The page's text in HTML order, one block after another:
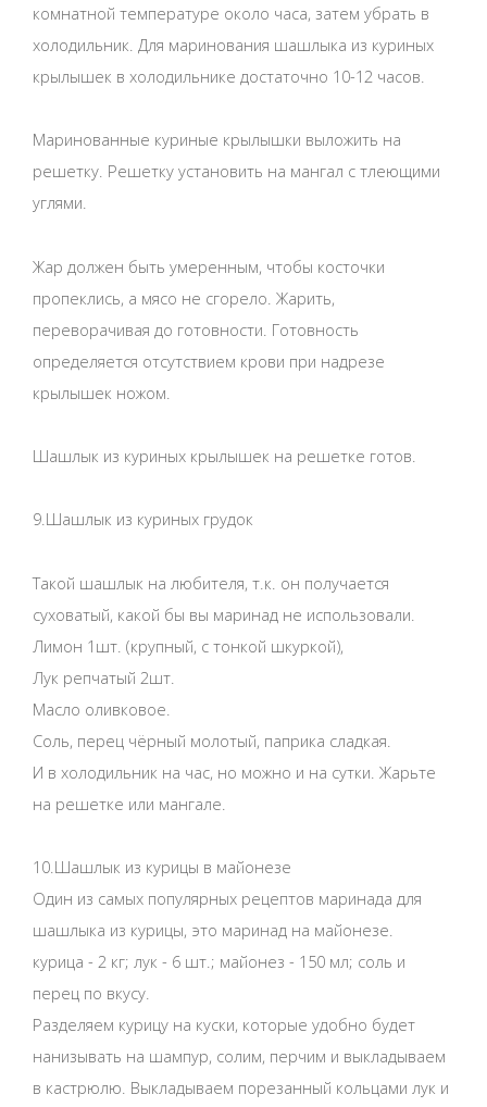
комнатной температуре около часа, затем убрать в
холодильник. Для маринования шашлыка из куриных
крылышек в холодильнике достаточно 10-12 часов.
Маринованные куриные крылышки выложить на
решетку. Решетку установить на мангал с тлеющими
углями.
Жар должен быть умеренным, чтобы косточки
пропеклись, а мясо не сгорело. Жарить,
переворачивая до готовности. Готовность
определяется отсутствием крови при надрезе
крылышек ножом.
Шашлык из куриных крылышек на решетке готов.
9.Шашлык из куриных грудок
Такой шашлык на любителя, т.к. он получается
суховатый, какой бы вы маринад не использовали.
Лимон 1шт. (крупный, с тонкой шкуркой),
Лук репчатый 2шт.
Масло оливковое.
Соль, перец чёрный молотый, паприка сладкая.
И в холодильник на час, но можно и на сутки. Жарьте
на решетке или мангале.
10.Шашлык из курицы в майонезе
Один из самых популярных рецептов маринада для
шашлыка из курицы, это маринад на майонезе.
курица - 2 кг; лук - 6 шт.; майонез - 150 мл; соль и
перец по вкусу.
Разделяем курицу на куски, которые удобно будет
нанизывать на шампур, солим, перчим и выкладываем
в кастрюлю. Выкладываем порезанный кольцами лук и